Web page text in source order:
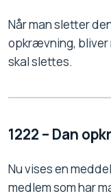
Når man sletter
opkrævning, bliver
skal slettes.
1222 – Dan
Nu vises en
medlem som har